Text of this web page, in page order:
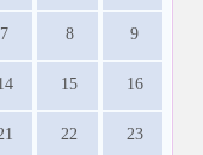
7 8 9
15 16
22 23